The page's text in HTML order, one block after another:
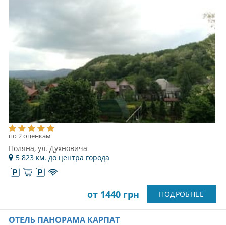
по 2 оценкам
Поляна, ул. Духновича
5 823 км. до центра города
от 1440 грн ПОДРОБНЕЕ
ОТЕЛЬ ПАНОРАМА КАРПАТ